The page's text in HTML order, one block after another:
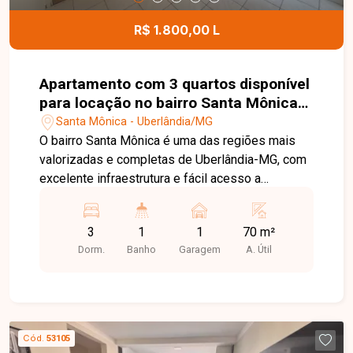
R$ 1.800,00 L
Apartamento com 3 quartos disponível
para locação no bairro Santa Mônica
em Uberlândia-MG
Santa Mônica - Uberlândia/MG
O bairro Santa Mônica é uma das regiões mais
valorizadas e completas de Uberlândia-MG, com
excelente infraestrutura e fácil acesso a
universidades, serviços e principais vias da
cidade, oferecendo praticidade e qualidade de
vida para seus moradores. Apartamento com 70
Uma excelente oportunidade para quem busca
conforto, praticidade e uma localização
3
Dorm.
1
Banho
1
Garagem
70 m²
A. Útil
Cód. 53105